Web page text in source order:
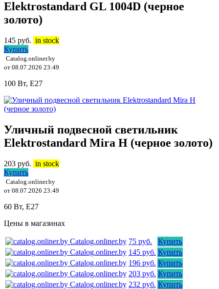
Elektrostandard GL 1004D (черное
золото)
145 руб. in stock
Купить
Catalog.onliner.by
от 08.07.2026 23:49
100 Вт, E27
Уличный подвесной светильник
Elektrostandard Mira H (черное золото)
203 руб. in stock
Купить
Catalog.onliner.by
от 08.07.2026 23:49
60 Вт, E27
Цены в магазинах
Catalog.onliner.by 75 руб.
Купить
Catalog.onliner.by 145 руб. Купить
Catalog.onliner.by 196 руб. Купить
Catalog.onliner.by 203 руб. Купить
Catalog.onliner.by 232 руб. Купить